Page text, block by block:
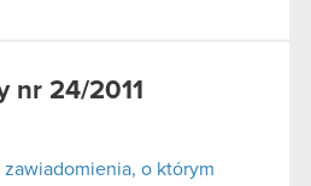
nr 24/2011
o którym